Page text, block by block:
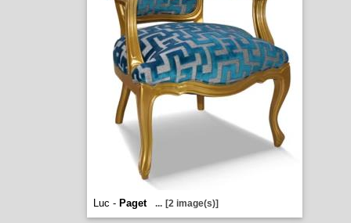
Luc - Paget ... [2 image(s)]